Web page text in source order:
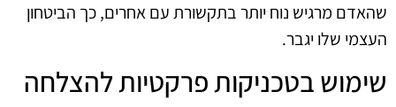
שהאדם מרגיש נוח יותר בתקשורת עם אחרים, כך הביטחון
העצמי שלו יגבר.
שימוש בטכניקות פרקטיות להצלחה